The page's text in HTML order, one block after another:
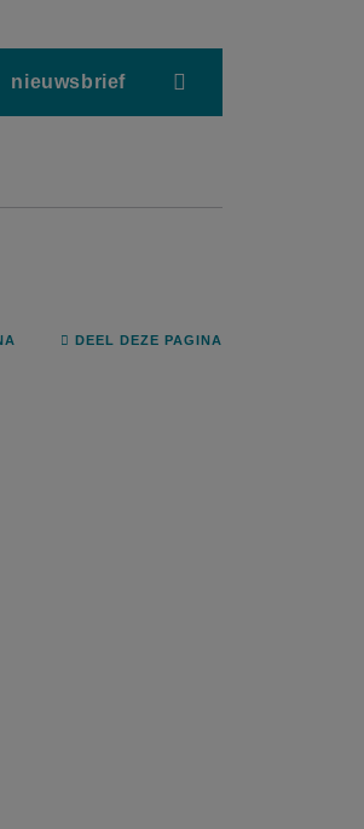
nieuwsbrief
DEEL DEZE PAGINA